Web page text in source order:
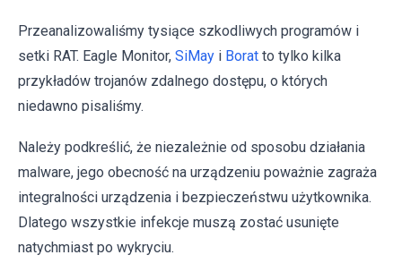
Przeanalizowaliśmy tysiące szkodliwych programów i
setki RAT. Eagle Monitor, SiMay i Borat to tylko kilka
przykładów trojanów zdalnego dostępu, o których
niedawno pisaliśmy.
Należy podkreślić, że niezależnie od sposobu działania
malware, jego obecność na urządzeniu poważnie zagraża
integralności urządzenia i bezpieczeństwu użytkownika.
Dlatego wszystkie infekcje muszą zostać usunięte
natychmiast po wykryciu.